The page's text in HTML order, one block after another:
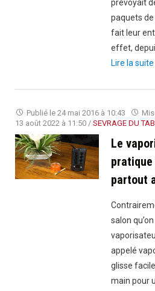
prévoyait
paquets
fait leur
effet,
Lire la suite
Publié le 24 mai 2016 à 10:43
13 août 2022 à 11:50 / SEVRAGE DU
Le
pratique
partout
salon
appelé
glisse
main pour